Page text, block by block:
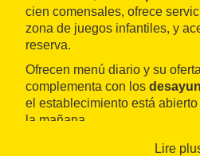
cien comensales, ofrece
zona de juegos infantiles, y
reserva.
Ofrecen menú diario y su
complementa con los
el establecimiento está
la mañana.
Lire